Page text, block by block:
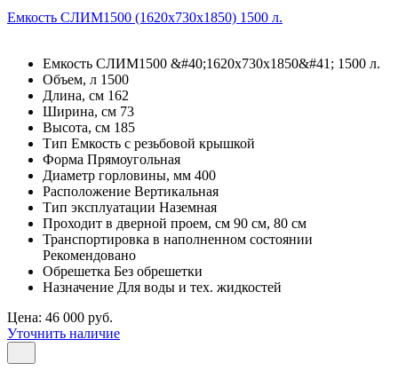
Емкость СЛИМ1500 (1620х730х1850) 1500 л.
Емкость СЛИМ1500 &#40;1620х730х1850&#41; 1500 л.
Объем, л 1500
Длина, см 162
Ширина, см 73
Высота, см 185
Тип Емкость с резьбовой крышкой
Форма Прямоугольная
Диаметр горловины, мм 400
Расположение Вертикальная
Тип эксплуатации Наземная
Проходит в дверной проем, см 90 см, 80 см
Транспортировка в наполненном состоянии
Рекомендовано
Обрешетка Без обрешетки
Назначение Для воды и тех. жидкостей
Цена: 46 000 руб.
Уточнить наличие